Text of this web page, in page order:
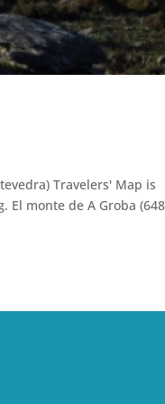
Travelers' Map is
El monte de A Groba